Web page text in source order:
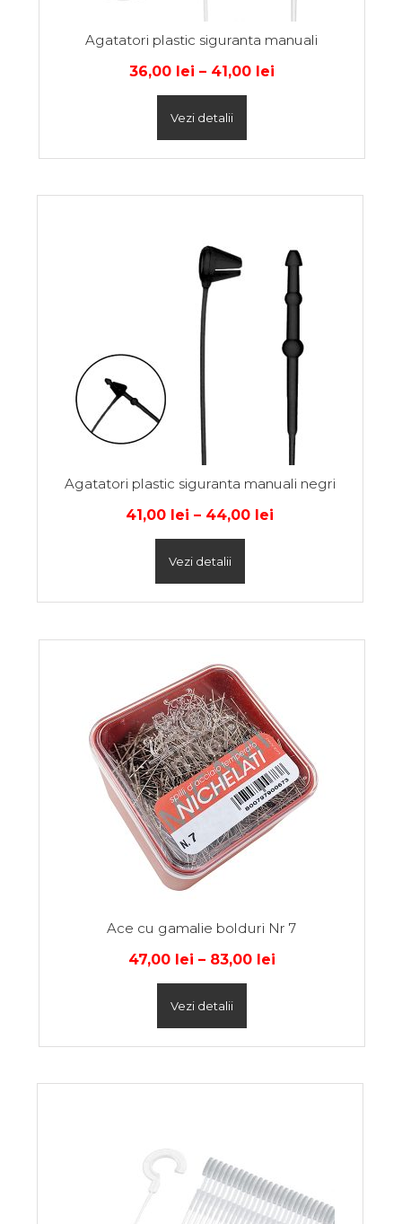
Agatatori plastic siguranta manuali
36,00 lei – 41,00 lei
Vezi detalii
Agatatori plastic siguranta manuali negri
41,00 lei – 44,00 lei
Vezi detalii
Ace cu gamalie bolduri Nr 7
47,00 lei – 83,00 lei
Vezi detalii